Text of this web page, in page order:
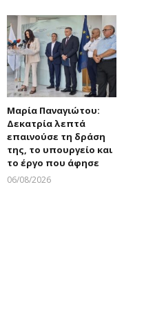
Μαρία Παναγιώτου:
Δεκατρία λεπτά
επαινούσε τη δράση
της, το υπουργείο και
το έργο που άφησε
06/08/2026